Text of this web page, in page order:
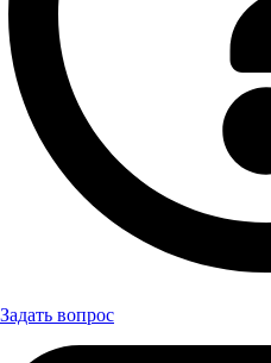
Задать вопрос